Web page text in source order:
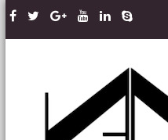
Skip to content